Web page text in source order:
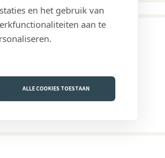
en het gebruik van
aan te
ALLE COOKIES TOESTAAN